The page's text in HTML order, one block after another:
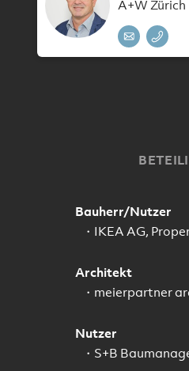
A+W Zürich
Bauherr/Nutzer
IKEA AG,
Architekt
meierpartner
Nutzer
S+B